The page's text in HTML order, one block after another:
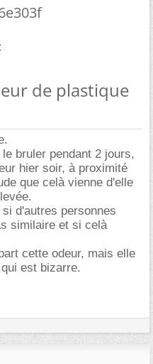
de plastique
bruler pendant 2 jours,
hier soir, à proximité
que celà vienne d'elle
d'autres personnes
similaire et si celà
cette odeur, mais elle
est bizarre.